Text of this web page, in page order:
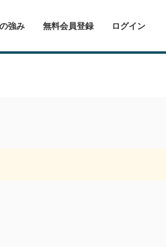
強み 無料会員登録 ログイン